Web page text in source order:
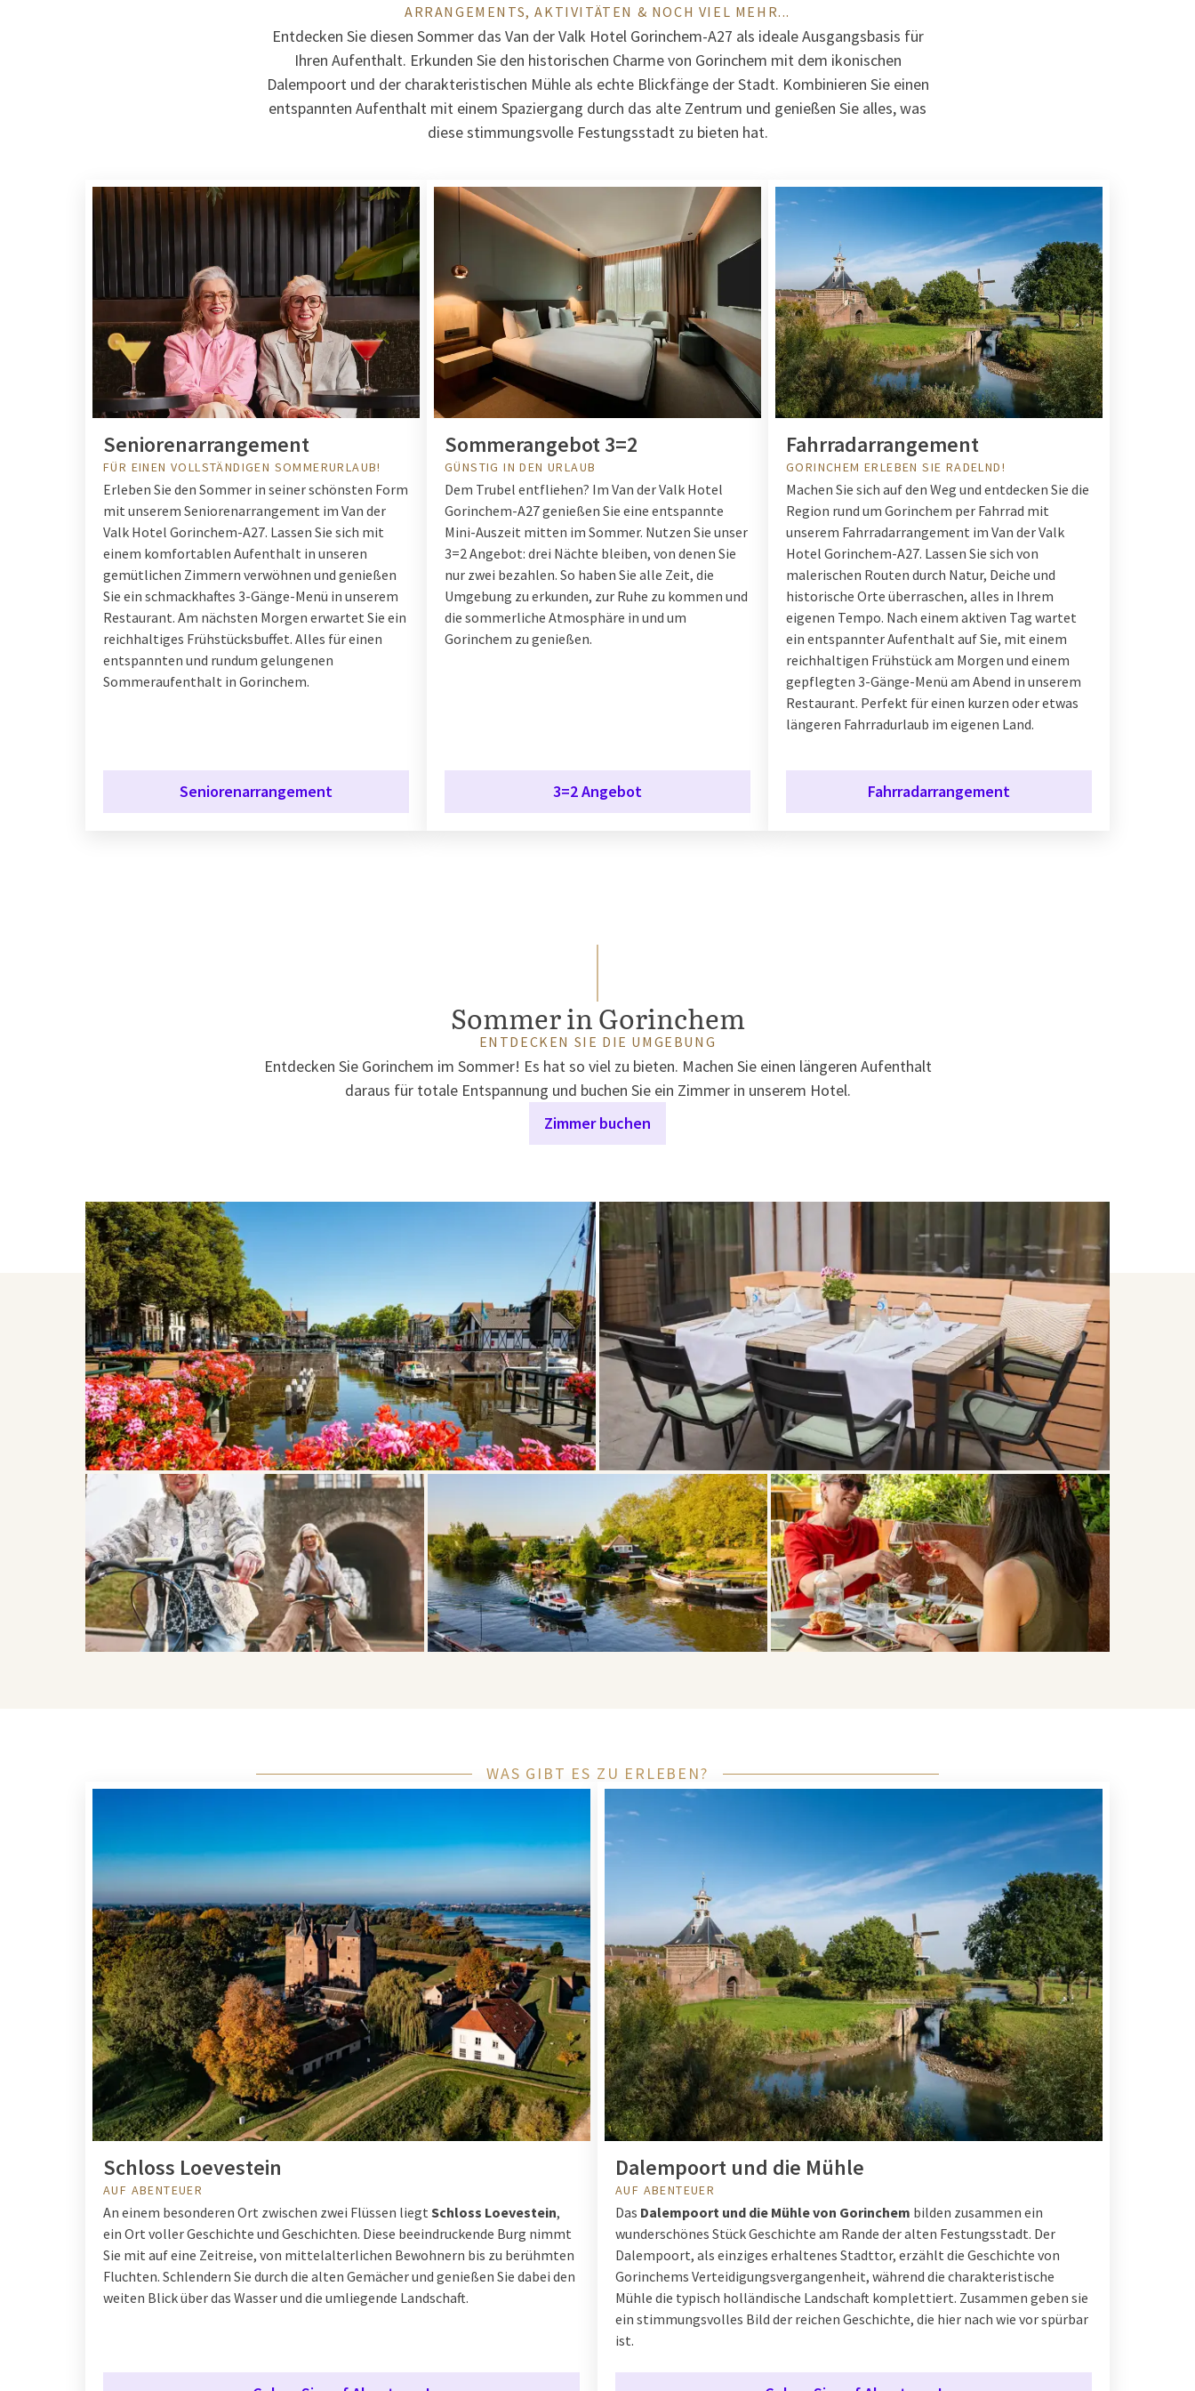
ARRANGEMENTS, AKTIVITÄTEN & NOCH VIEL MEHR...
Entdecken Sie diesen Sommer das Van der Valk Hotel Gorinchem-A27 als ideale Ausgangsbasis für
Ihren Aufenthalt. Erkunden Sie den historischen Charme von Gorinchem mit dem ikonischen
Dalempoort und der charakteristischen Mühle als echte Blickfänge der Stadt. Kombinieren Sie einen
entspannten Aufenthalt mit einem Spaziergang durch das alte Zentrum und genießen Sie alles, was
diese stimmungsvolle Festungsstadt zu bieten hat.
Seniorenarrangement
FÜR EINEN VOLLSTÄNDIGEN SOMMERURLAUB!
Erleben Sie den Sommer in seiner schönsten Form
mit unserem Seniorenarrangement im Van der
Valk Hotel Gorinchem-A27. Lassen Sie sich mit
einem komfortablen Aufenthalt in unseren
gemütlichen Zimmern verwöhnen und genießen
Sie ein schmackhaftes 3-Gänge-Menü in unserem
Restaurant. Am nächsten Morgen erwartet Sie ein
reichhaltiges Frühstücksbuffet. Alles für einen
entspannten und rundum gelungenen
Sommeraufenthalt in Gorinchem.
Seniorenarrangement
Sommerangebot 3=2
GÜNSTIG IN DEN URLAUB
Dem Trubel entfliehen? Im Van der Valk Hotel
Gorinchem-A27 genießen Sie eine entspannte
Mini-Auszeit mitten im Sommer. Nutzen Sie unser
3=2 Angebot: drei Nächte bleiben, von denen Sie
nur zwei bezahlen. So haben Sie alle Zeit, die
Umgebung zu erkunden, zur Ruhe zu kommen und
die sommerliche Atmosphäre in und um
Gorinchem zu genießen.
3=2 Angebot
Fahrradarrangement
GORINCHEM ERLEBEN SIE RADELND!
Machen Sie sich auf den Weg und entdecken Sie die
Region rund um Gorinchem per Fahrrad mit
unserem Fahrradarrangement im Van der Valk
Hotel Gorinchem-A27. Lassen Sie sich von
malerischen Routen durch Natur, Deiche und
historische Orte überraschen, alles in Ihrem
eigenen Tempo. Nach einem aktiven Tag wartet
ein entspannter Aufenthalt auf Sie, mit einem
reichhaltigen Frühstück am Morgen und einem
gepflegten 3-Gänge-Menü am Abend in unserem
Restaurant. Perfekt für einen kurzen oder etwas
längeren Fahrradurlaub im eigenen Land.
Fahrradarrangement
Sommer in Gorinchem
ENTDECKEN SIE DIE UMGEBUNG
Entdecken Sie Gorinchem im Sommer! Es hat so viel zu bieten. Machen Sie einen längeren Aufenthalt
daraus für totale Entspannung und buchen Sie ein Zimmer in unserem Hotel.
Zimmer buchen
WAS GIBT ES ZU ERLEBEN?
Schloss Loevestein
AUF ABENTEUER
An einem besonderen Ort zwischen zwei Flüssen liegt Schloss Loevestein,
ein Ort voller Geschichte und Geschichten. Diese beeindruckende Burg nimmt
Sie mit auf eine Zeitreise, von mittelalterlichen Bewohnern bis zu berühmten
Fluchten. Schlendern Sie durch die alten Gemächer und genießen Sie dabei den
weiten Blick über das Wasser und die umliegende Landschaft.
Dalempoort und die Mühle
AUF ABENTEUER
Das Dalempoort und die Mühle von Gorinchem bilden zusammen ein
wunderschönes Stück Geschichte am Rande der alten Festungsstadt. Der
Dalempoort, als einziges erhaltenes Stadttor, erzählt die Geschichte von
Gorinchems Verteidigungsvergangenheit, während die charakteristische
Mühle die typisch holländische Landschaft komplettiert. Zusammen geben sie
ein stimmungsvolles Bild der reichen Geschichte, die hier nach wie vor spürbar
ist.